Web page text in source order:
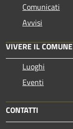
Comunicati
Avvisi
VIVERE IL COMUNE
Luoghi
Eventi
CONTATTI